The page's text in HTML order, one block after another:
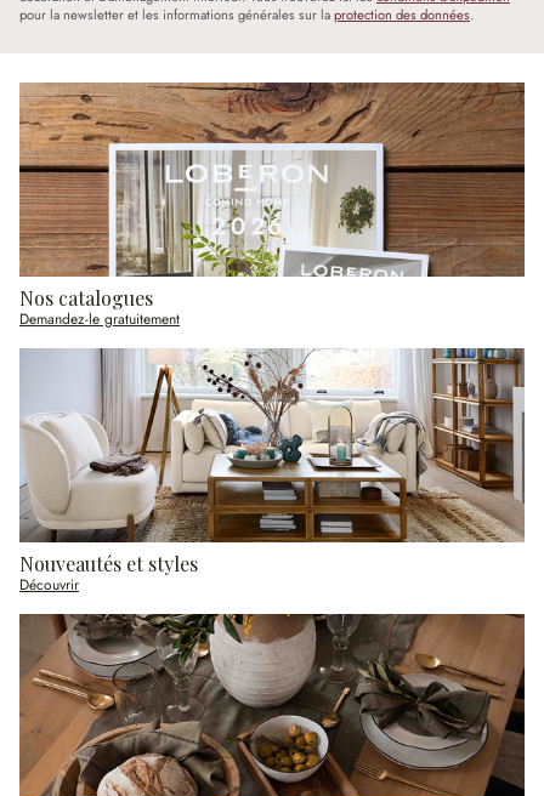
pour la newsletter et les informations générales sur laprotection des données.
Nos catalogues
Demandez-le gratuitement
Nouveautés et styles
Découvrir